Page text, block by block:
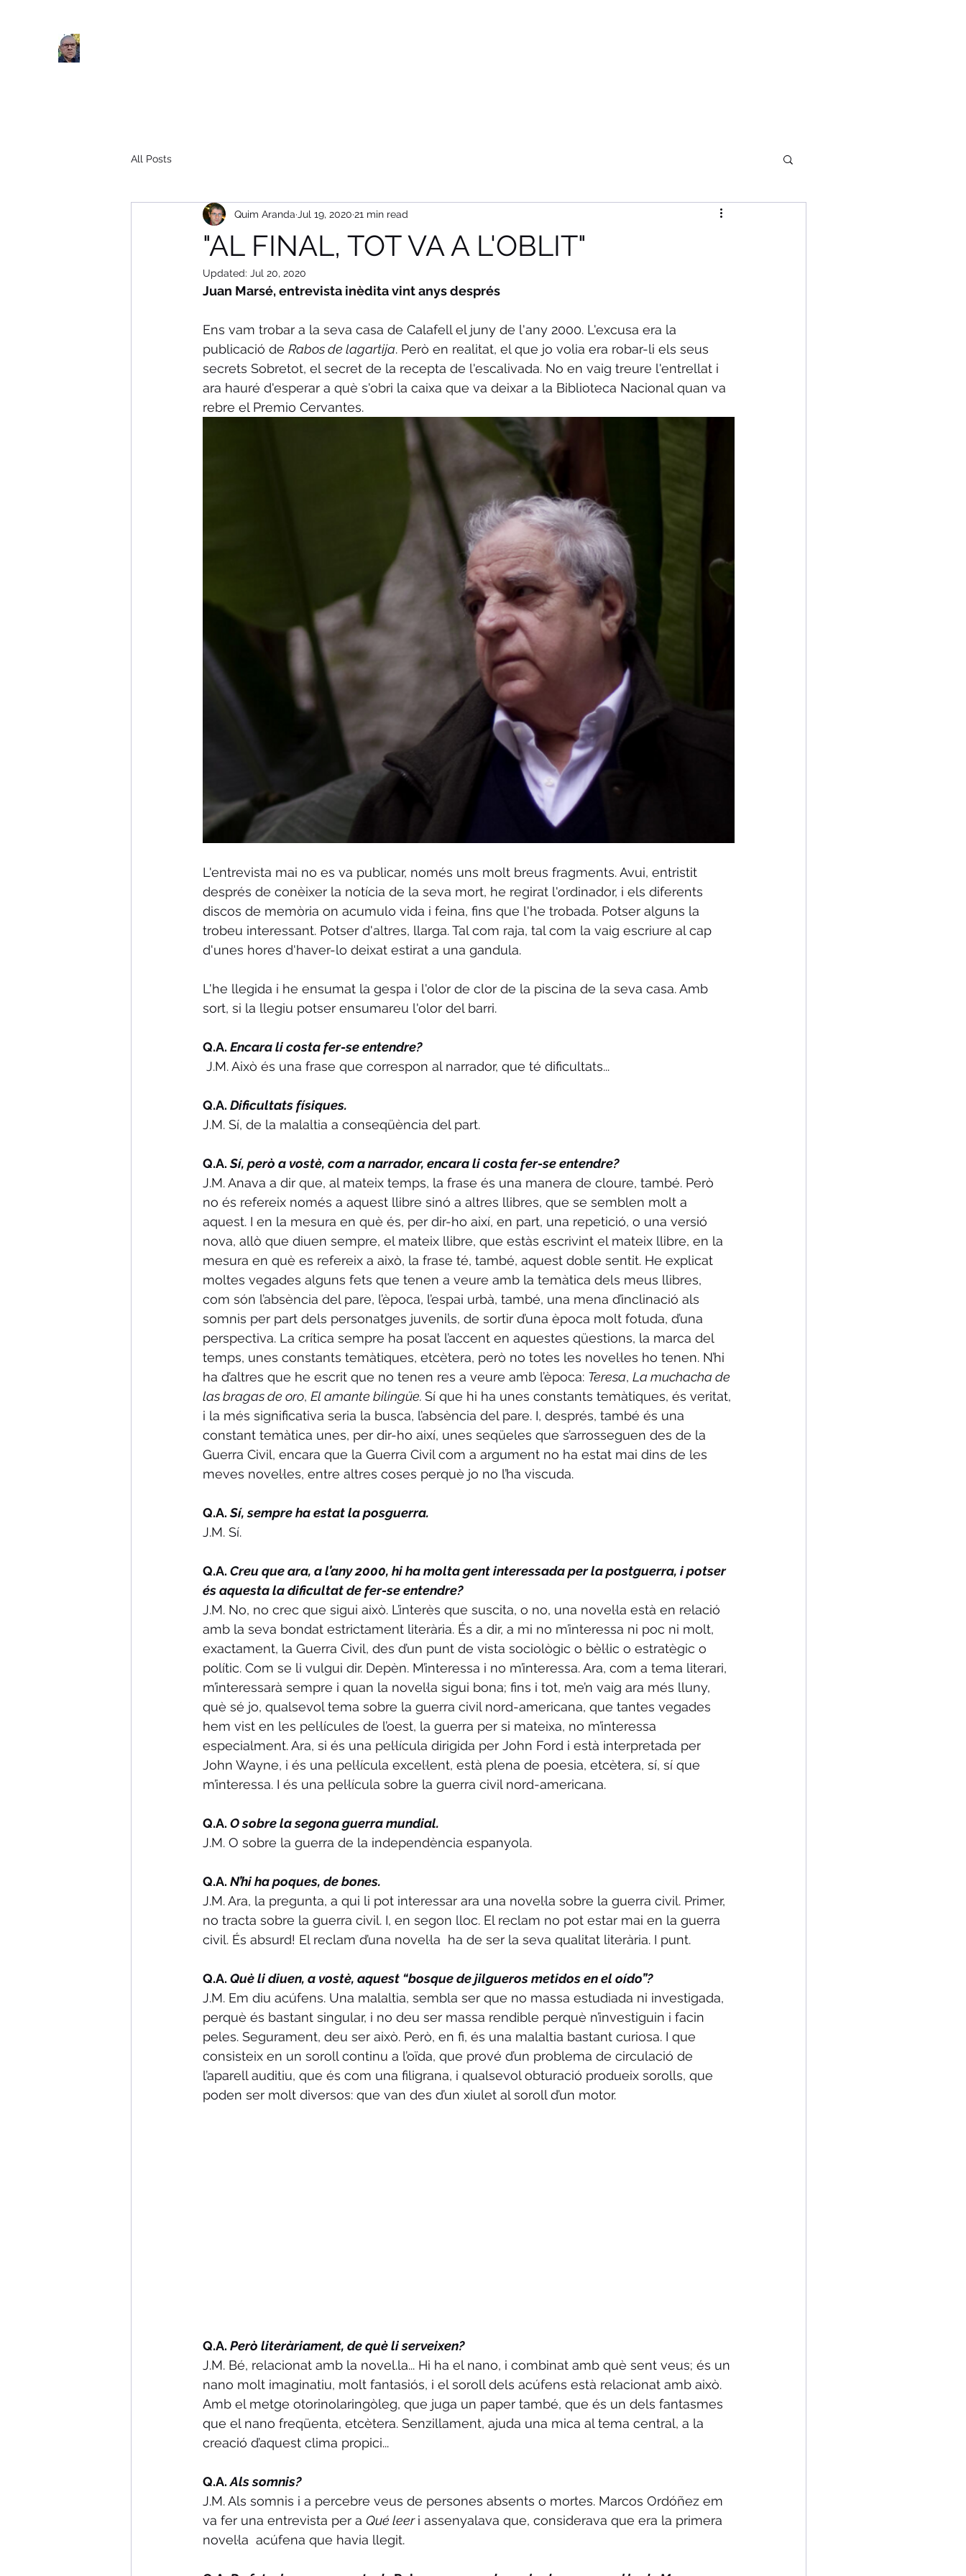
All Posts
"AL FINAL, TOT VA A L'OBLIT"
Quim Aranda Jul 19, 2020 21 min read
Updated: Jul 20, 2020
Juan Marsé, entrevista inèdita vint anys després
Ens vam trobar a la seva casa de Calafell el juny de l'any 2000. L'excusa era la
publicació de Rabos de lagartija. Però en realitat, el que jo volia era robar-li els seus
secrets Sobretot, el secret de la recepta de l'escalivada. No en vaig treure l'entrellat i
ara hauré d'esperar a què s'obri la caixa que va deixar a la Biblioteca Nacional quan va
rebre el Premio Cervantes.
L'entrevista mai no es va publicar, només uns molt breus fragments. Avui, entristit
després de conèixer la notícia de la seva mort, he regirat l'ordinador, i els diferents
discos de memòria on acumulo vida i feina, fins que l'he trobada. Potser alguns la
trobeu interessant. Potser d'altres, llarga. Tal com raja, tal com la vaig escriure al cap
d'unes hores d'haver-lo deixat estirat a una gandula.
L'he llegida i he ensumat la gespa i l'olor de clor de la piscina de la seva casa. Amb
sort, si la llegiu potser ensumareu l'olor del barri.
Q.A. Encara li costa fer-se entendre?
J.M. Això és una frase que correspon al narrador, que té dificultats...
Q.A. Dificultats físiques.
J.M. Sí, de la malaltia a conseqüència del part.
Q.A. Sí, però a vostè, com a narrador, encara li costa fer-se entendre?
J.M. Anava a dir que, al mateix temps, la frase és una manera de cloure, també. Però
no és refereix només a aquest llibre sinó a altres llibres, que se semblen molt a
aquest. I en la mesura en què és, per dir-ho així, en part, una repetició, o una versió
nova, allò que diuen sempre, el mateix llibre, que estàs escrivint el mateix llibre, en la
mesura en què es refereix a això, la frase té, també, aquest doble sentit. He explicat
moltes vegades alguns fets que tenen a veure amb la temàtica dels meus llibres,
com són l’absència del pare, l’època, l’espai urbà, també, una mena d’inclinació als
somnis per part dels personatges juvenils, de sortir d’una època molt fotuda, d’una
perspectiva. La crítica sempre ha posat l’accent en aquestes qüestions, la marca del
temps, unes constants temàtiques, etcètera, però no totes les novel·les ho tenen. N’hi
ha d’altres que he escrit que no tenen res a veure amb l’època: Teresa, La muchacha de
las bragas de oro, El amante bilingüe. Sí que hi ha unes constants temàtiques, és veritat,
i la més significativa seria la busca, l’absència del pare. I, després, també és una
constant temàtica unes, per dir-ho així, unes seqüeles que s’arrosseguen des de la
Guerra Civil, encara que la Guerra Civil com a argument no ha estat mai dins de les
meves novel·les, entre altres coses perquè jo no l’ha viscuda.
Q.A. Sí, sempre ha estat la posguerra.
J.M. Sí.
Q.A. Creu que ara, a l’any 2000, hi ha molta gent interessada per la postguerra, i potser
és aquesta la dificultat de fer-se entendre?
J.M. No, no crec que sigui això. L’interès que suscita, o no, una novel·la està en relació
amb la seva bondat estrictament literària. És a dir, a mi no m’interessa ni poc ni molt,
exactament, la Guerra Civil, des d’un punt de vista sociològic o bèl·lic o estratègic o
polític. Com se li vulgui dir. Depèn. M’interessa i no m’interessa. Ara, com a tema literari,
m’interessarà sempre i quan la novel·la sigui bona; fins i tot, me’n vaig ara més lluny,
què sé jo, qualsevol tema sobre la guerra civil nord-americana, que tantes vegades
hem vist en les pel·lícules de l’oest, la guerra per si mateixa, no m’interessa
especialment. Ara, si és una pel·lícula dirigida per John Ford i està interpretada per
John Wayne, i és una pel·lícula excel·lent, està plena de poesia, etcètera, sí, sí que
m’interessa. I és una pel·lícula sobre la guerra civil nord-americana.
Q.A. O sobre la segona guerra mundial.
J.M. O sobre la guerra de la independència espanyola.
Q.A. N’hi ha poques, de bones.
J.M. Ara, la pregunta, a qui li pot interessar ara una novel·la sobre la guerra civil. Primer,
no tracta sobre la guerra civil. I, en segon lloc. El reclam no pot estar mai en la guerra
civil. És absurd! El reclam d’una novel·la  ha de ser la seva qualitat literària. I punt.
Q.A. Què li diuen, a vostè, aquest “bosque de jilgueros metidos en el oído”?
J.M. Em diu acúfens. Una malaltia, sembla ser que no massa estudiada ni investigada,
perquè és bastant singular, i no deu ser massa rendible perquè n’investiguin i facin
peles. Segurament, deu ser això. Però, en fi, és una malaltia bastant curiosa. I que
consisteix en un soroll continu a l’oïda, que prové d’un problema de circulació de
l’aparell auditiu, que és com una filigrana, i qualsevol obturació produeix sorolls, que
poden ser molt diversos: que van des d’un xiulet al soroll d’un motor.
Q.A. Però literàriament, de què li serveixen?
J.M. Bé, relacionat amb la novel.la... Hi ha el nano, i combinat amb què sent veus; és un
nano molt imaginatiu, molt fantasiós, i el soroll dels acúfens està relacionat amb això.
Amb el metge otorinolaringòleg, que juga un paper també, que és un dels fantasmes
que el nano freqüenta, etcètera. Senzillament, ajuda una mica al tema central, a la
creació d’aquest clima propici...
Q.A. Als somnis?
J.M. Als somnis i a percebre veus de persones absents o mortes. Marcos Ordóñez em
va fer una entrevista per a Qué leer i assenyalava que, considerava que era la primera
novel·la  acúfena que havia llegit.